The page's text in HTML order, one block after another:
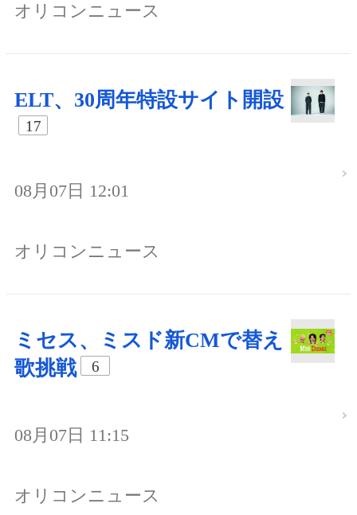
オリコンニュース
ELT、30周年特設サイト開設
17
08月07日 12:01
オリコンニュース
ミセス、ミスド新CMで替え
歌挑戦
6
08月07日 11:15
オリコンニュース